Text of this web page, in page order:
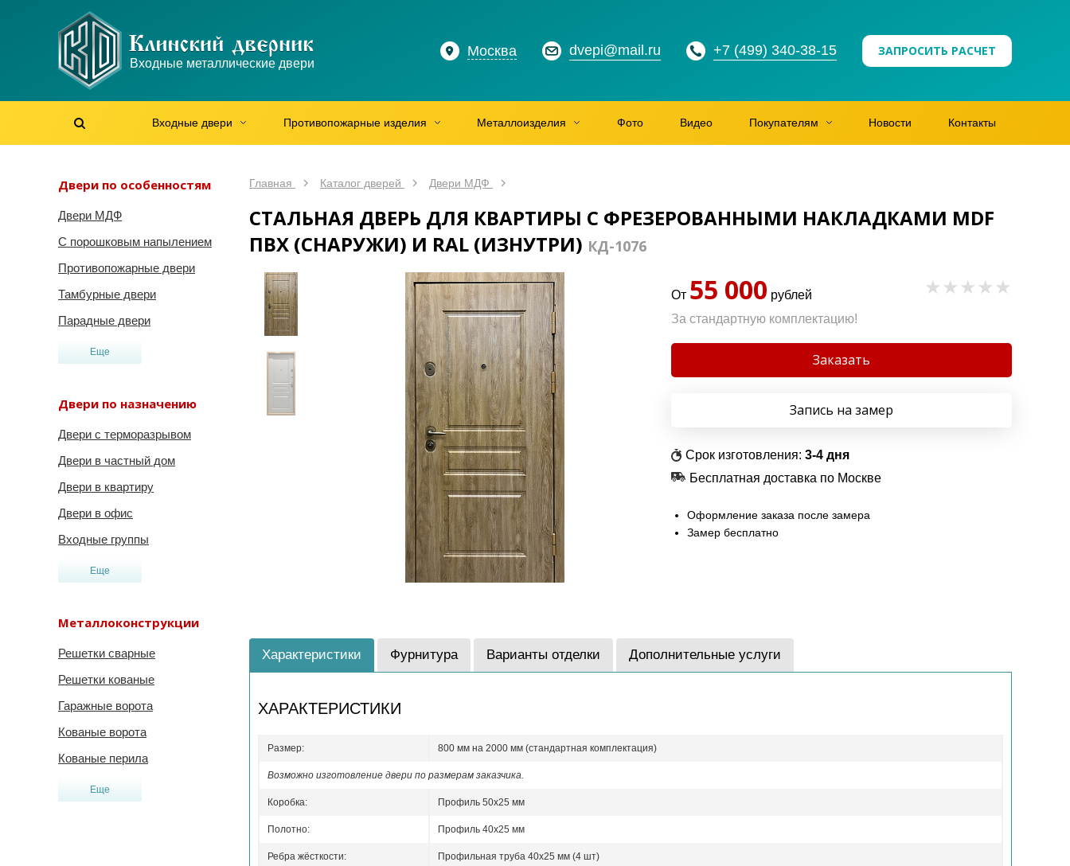
Входные металлические двери
Москва dvepi@mail.ru +7 (499) 340-38-15 ЗАПРОСИТЬ РАСЧЕТ
Входные двери Противопожарные изделия Металлоизделия Фото Видео Покупателям Новости Контакты
Двери по особенностям
Двери МДФ
С порошковым напылением
Противопожарные двери
Тамбурные двери
Парадные двери
Еще
Двери по назначению
Двери с терморазрывом
Двери в частный дом
Двери в квартиру
Двери в офис
Входные группы
Еще
Металлоконструкции
Решетки сварные
Решетки кованые
Гаражные ворота
Кованые ворота
Кованые перила
Еще
Главная Каталог дверей Двери МДФ
СТАЛЬНАЯ ДВЕРЬ ДЛЯ КВАРТИРЫ С ФРЕЗЕРОВАННЫМИ НАКЛАДКАМИ MDF
ПВХ (СНАРУЖИ) И RAL (ИЗНУТРИ) КД-1076
От 55 000 рублей
За стандартную комплектацию!
Заказать
Запись на замер
Срок изготовления: 3-4 дня
Бесплатная доставка по Москве
Оформление заказа после замера
Замер бесплатно
Характеристики Фурнитура Варианты отделки Дополнительные услуги
ХАРАКТЕРИСТИКИ
Размер: 800 мм на 2000 мм (стандартная комплектация)
Возможно изготовление двери по размерам заказчика.
Коробка: Профиль 50x25 мм
Полотно: Профиль 40x25 мм
Ребра жёсткости: Профильная труба 40х25 мм (4 шт)
Max
Мы онлайн!
WhatsApp
Мы онлайн!
Telegram
Мы онлайн!
Max
Мы онлайн!
WhatsApp
Мы онлайн!